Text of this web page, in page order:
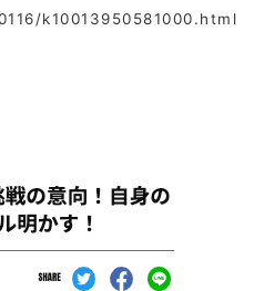
k10013950581000.html